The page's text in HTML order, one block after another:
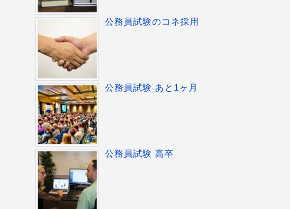
公務員試験のコネ採用
公務員試験 あと1ヶ月
公務員試験 高卒